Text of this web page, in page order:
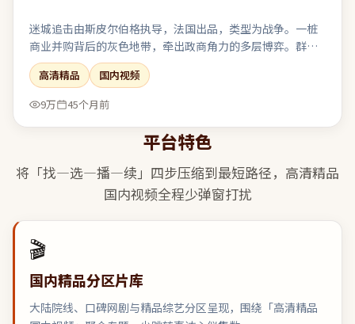
迷城追击由斯皮尔伯格执导，法国出品，类型为战争。一桩
商业并购背后的灰色地带，牵出政商角力的多层博弈。群戏
调度从容，配角并非工具人，各自带着可辨识的欲望与软
肋。结尾收束有力，余味可在离场后继续发酵一段时间。
高清精品
国内视频
9万
45个月前
平台特色
将「找—选—播—续」四步压缩到最短路径， 高清精品
国内视频全程少弹窗打扰
🎬
国内精品分区片库
大陆院线、口碑网剧与精品综艺分区呈现，围绕「高清精品